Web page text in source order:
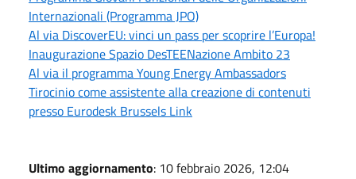
Internazionali (Programma JPO)
Al via DiscoverEU: vinci un pass per scoprire l’Europa!
Inaugurazione Spazio DesTEENazione Ambito 23
Al via il programma Young Energy Ambassadors
Tirocinio come assistente alla creazione di contenuti
presso Eurodesk Brussels Link
Ultimo aggiornamento: 10 febbraio 2026, 12:04